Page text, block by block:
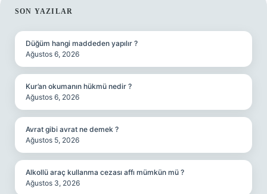
SIDEBAR
SON YAZILAR
Düğüm hangi maddeden yapılır ?
Ağustos 6, 2026
Kur’an okumanın hükmü nedir ?
Ağustos 6, 2026
Avrat gibi avrat ne demek ?
Ağustos 5, 2026
Alkollü araç kullanma cezası affı mümkün mü ?
Ağustos 3, 2026